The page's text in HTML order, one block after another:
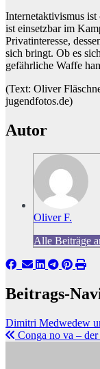
Internetaktivismus
ist einsetzbar im
Privatinteresse,
sich bringt. Ob es
gefährliche Waffe
(Text: Oliver
jugendfotos.de)
Autor
Oliver F.
Alle Beiträge
Beitrags-
Dimitri Medwedew
Conga no va – der